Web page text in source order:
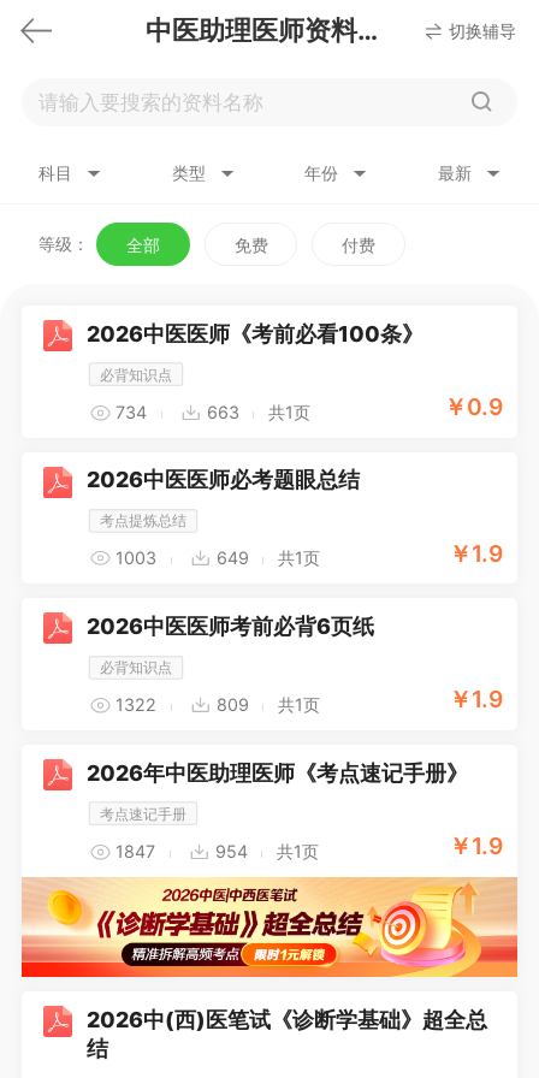
中医助理医师资料下载 切换辅导
科目 类型 年份 最新
等级： 全部 免费 付费
2026中医医师《考前必看100条》
必背知识点
734 663 共1页 ￥0.9
2026中医医师必考题眼总结
考点提炼总结
1003 649 共1页 ￥1.9
2026中医医师考前必背6页纸
必背知识点
1322 809 共1页 ￥1.9
2026年中医助理医师《考点速记手册》
考点速记手册
1847 954 共1页 ￥1.9
2026中(西)医笔试《诊断学基础》超全总
结